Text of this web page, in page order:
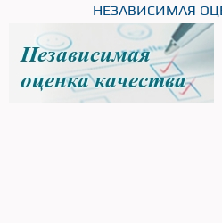
НЕЗАВИСИМАЯ